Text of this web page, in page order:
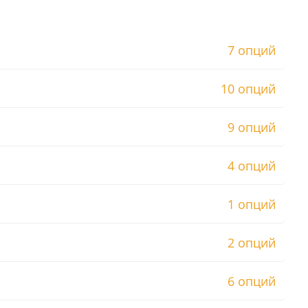
7 опций
10 опций
9 опций
4 опций
1 опций
2 опций
6 опций